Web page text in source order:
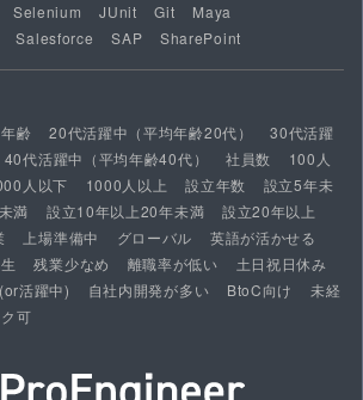
Selenium JUnit Git
Maya
Salesforce SAP SharePoint
年齢 20代活躍中（平均年齢20代）
30代活躍
40代活躍中（平均年齢40代） 社員数
100人
人以下 1000人以上 設立年数
設立5年未
満 設立10年以上20年未満
設立20年以上
上場準備中 グローバル
英語が活かせる
残業少なめ 離職率が低い
土日祝日休み
活躍中)
自社内開発が多い BtoC向け
未経
可